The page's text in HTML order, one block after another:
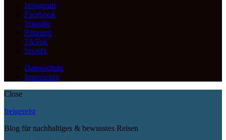
Instagram
Facebook
Youtube
Pinterest
TikTok
Spotify
Datenschutz
Impressum
Close
freigereist
Blog für nachhaltiges & bewusstes Reisen